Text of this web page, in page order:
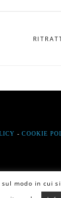
-COOKIE
modo in cui